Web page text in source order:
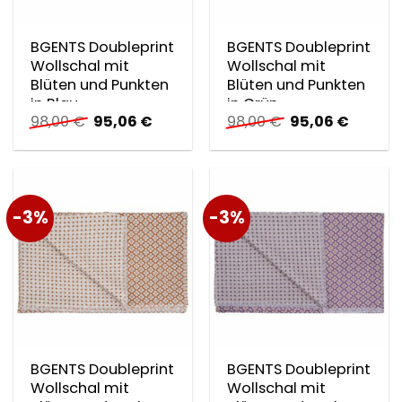
BGENTS Doubleprint
Wollschal mit
Blüten und Punkten
in Blau
98,00€ Ursprünglicher
Preis
war:
95,06 €
ist:
BGENTS Doubleprint
Wollschal mit
Blüten und Punkten
in Grün
98,00€ Ursprünglicher
Preis
war:
95,06 €
ist:
-3%
BGENTS Doubleprint
Wollschal mit
-3%
BGENTS Doubleprint
Wollschal mit